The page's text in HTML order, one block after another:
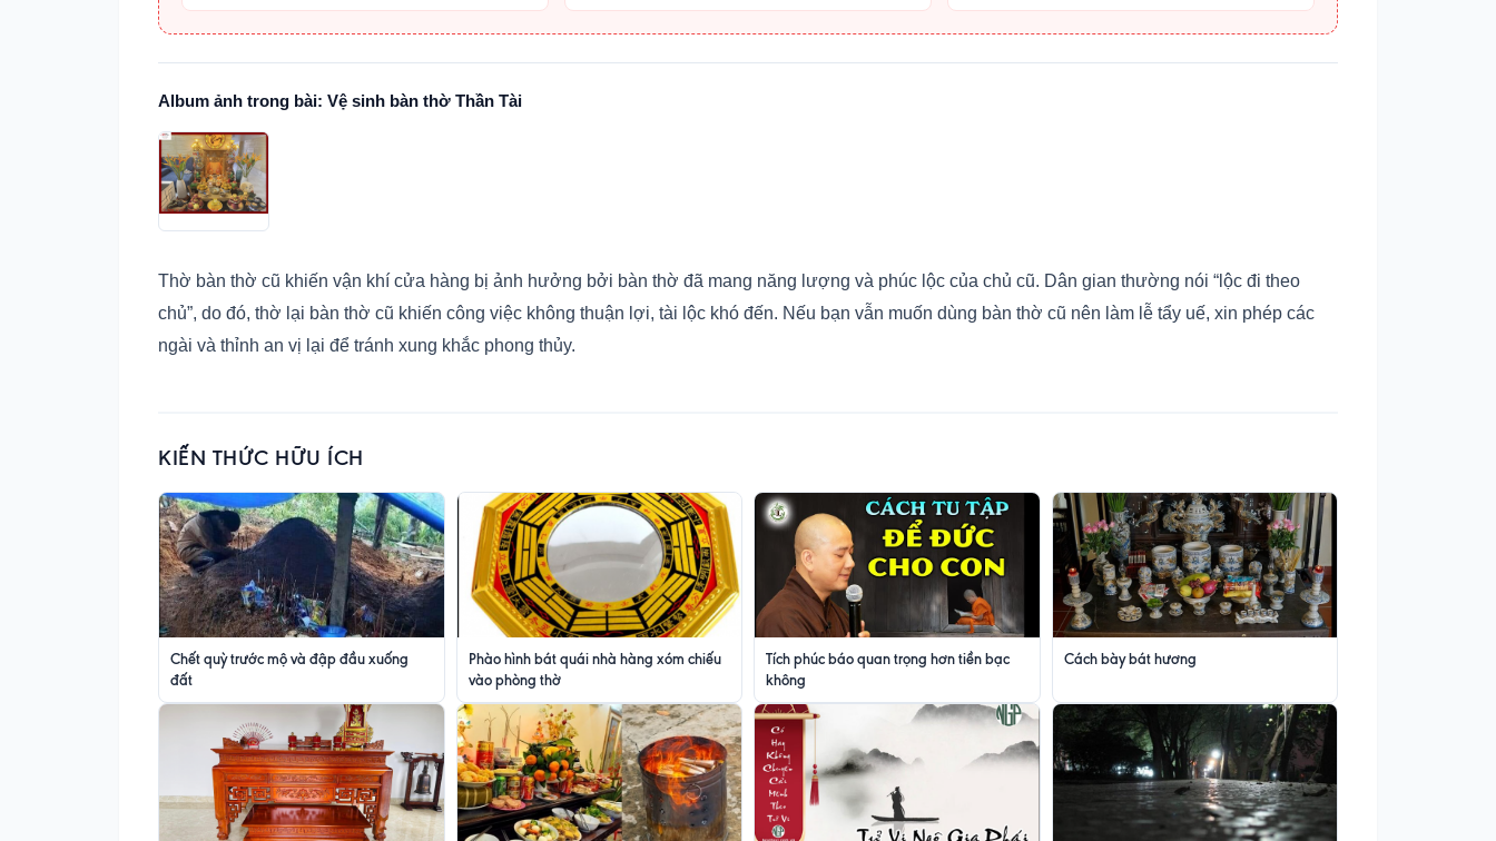
Album ảnh trong bài: Vệ sinh bàn thờ Thần Tài
Thờ bàn thờ cũ khiến vận khí cửa hàng bị ảnh hưởng bởi bàn thờ đã mang năng lượng và phúc lộc của chủ cũ. Dân gian thường nói “lộc đi theo
chủ”, do đó, thờ lại bàn thờ cũ khiến công việc không thuận lợi, tài lộc khó đến. Nếu bạn vẫn muốn dùng bàn thờ cũ nên làm lễ tẩy uế, xin phép các
ngài và thỉnh an vị lại để tránh xung khắc phong thủy.
KIẾN THỨC HỮU ÍCH
Chết quỳ trước mộ và đập đầu xuống
đất
Phào hình bát quái nhà hàng xóm chiếu
vào phòng thờ
Tích phúc báo quan trọng hơn tiền bạc
không
Cách bày bát hương